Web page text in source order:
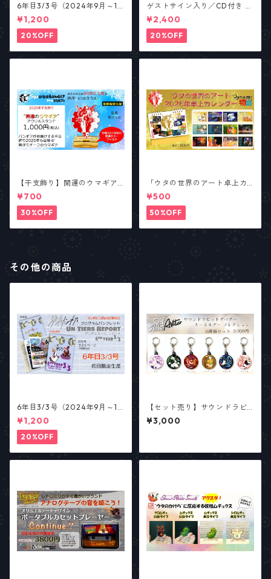
6年目3/3号（2024年9月～12
月号） 総合パンフレット「ア
ンティエール・リポート」
【少数部数生産】
¥1,200
20%OFF
ゲストサイン入り／CD付き 6
周年記念限定パンフレット
（総合パンフ7年目1/2号）
¥2,400
20%OFF
【干支飾り】開運のウマギア
【少数生産】
¥700
30%OFF
「ウタの世界のアート卓上カ
レンダー2026」
¥500
50%OFF
その他の商品
6年目3/3号（2024年9月～12
月号） 総合パンフレット「ア
ンティエール・リポート」
【少数部数生産】
¥1,200
20%OFF
【セット売り】サウンドラビ
ットアバター キーホルダーコ
レクション6種セット
¥3,000